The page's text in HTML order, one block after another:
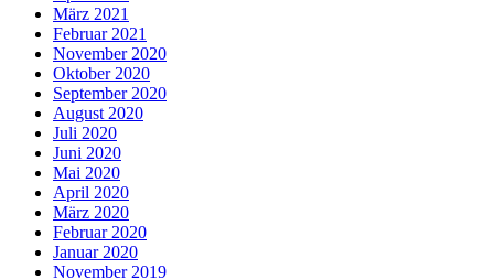
März 2021
Februar 2021
November 2020
Oktober 2020
September 2020
August 2020
Juli 2020
Juni 2020
Mai 2020
April 2020
März 2020
Februar 2020
Januar 2020
November 2019